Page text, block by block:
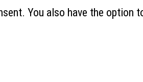
You also have the option